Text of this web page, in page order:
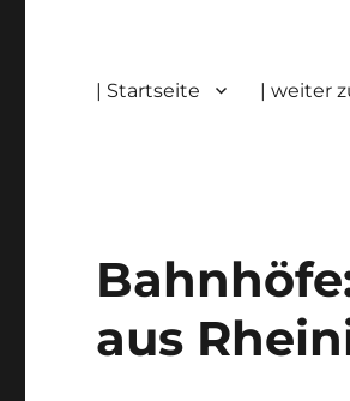
| Startseite | weiter
aus